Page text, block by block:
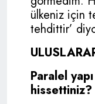
ülkeniz için
tehdittir’
Paralel
hissettiniz?